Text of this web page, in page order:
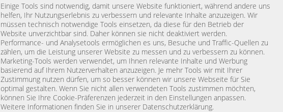
Einige Tools sind notwendig, damit unsere Website funktioniert, während andere uns
helfen, Ihr Nutzungserlebnis zu verbessern und relevante Inhalte anzuzeigen. Wir
müssen technisch notwendige Tools einsetzen, da diese für den Betrieb der
Website unverzichtbar sind. Daher können sie nicht deaktiviert werden.
Performance- und Analysetools ermöglichen es uns, Besuche und Traffic-Quellen zu
zählen, um die Leistung unserer Website zu messen und zu verbessern zu können.
Marketing-Tools werden verwendet, um Ihnen relevante Inhalte und Werbung
basierend auf Ihrem Nutzerverhalten anzuzeigen. Je mehr Tools wir mit Ihrer
Zustimmung nutzen dürfen, um so besser können wir unsere Webseite für Sie
optimal gestalten. Wenn Sie nicht allen verwendeten Tools zustimmen möchten,
können Sie Ihre Cookie-Präferenzen jederzeit in den Einstellungen anpassen.
Weitere Informationen finden Sie in unserer Datenschutzerklärung.